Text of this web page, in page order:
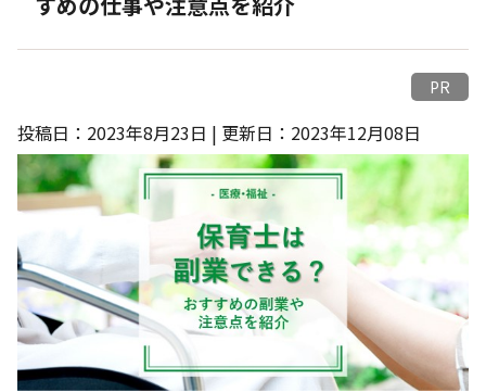
PR
投稿日：2023年8月23日 | 更新日：2023年12月08日